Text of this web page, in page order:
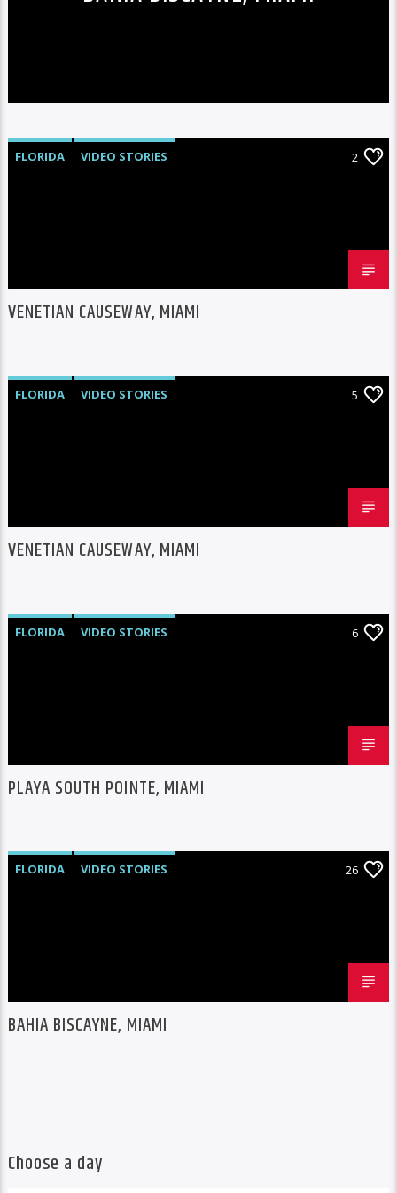
FLORIDA VIDEO STORIES 2
VENETIAN CAUSEWAY, MIAMI
FLORIDA VIDEO STORIES 5
VENETIAN CAUSEWAY, MIAMI
FLORIDA VIDEO STORIES 6
PLAYA SOUTH POINTE, MIAMI
FLORIDA VIDEO STORIES 26
BAHIA BISCAYNE, MIAMI
Choose a day